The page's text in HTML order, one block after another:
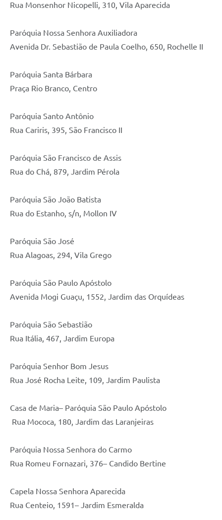
Rua Monsenhor Nicopelli, 310, Vila Aparecida
Paróquia Nossa Senhora Auxiliadora
Avenida Dr. Sebastião de Paula Coelho, 650, Rochelle II
Paróquia Santa Bárbara
Praça Rio Branco, Centro
Paróquia Santo Antônio
Rua Cariris, 395, São Francisco II
Paróquia São Francisco de Assis
Rua do Chá, 879, Jardim Pérola
Paróquia São João Batista
Rua do Estanho, s/n, Mollon IV
Paróquia São José
Rua Alagoas, 294, Vila Grego
Paróquia São Paulo Apóstolo
Avenida Mogi Guaçu, 1552, Jardim das Orquídeas
Paróquia São Sebastião
Rua Itália, 467, Jardim Europa
Paróquia Senhor Bom Jesus
Rua José Rocha Leite, 109, Jardim Paulista
Casa de Maria– Paróquia São Paulo Apóstolo
Rua Mococa, 180, Jardim das Laranjeiras
Paróquia Nossa Senhora do Carmo
Rua Romeu Fornazari, 376– Candido Bertine
Capela Nossa Senhora Aparecida
Rua Centeio, 1591– Jardim Esmeralda